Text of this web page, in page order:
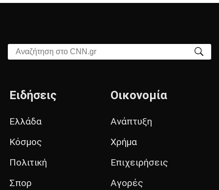
Αναζήτηση στο CNN.gr
Ειδήσεις
Ελλάδα
Κόσμος
Πολιτική
Σπορ
Οικονομία
Ανάπτυξη
Χρήμα
Επιχειρήσεις
Αγορές